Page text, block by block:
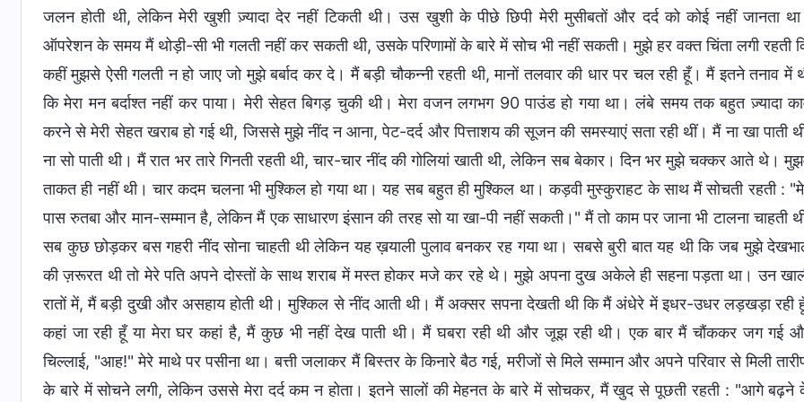
जलन होती थी, लेकिन मेरी खुशी ज़्यादा देर नहीं टिकती थी। उस खुशी के पीछे छिपी मेरी मुसीबतों और दर्द को कोई नहीं जानता
ऑपरेशन के समय मैं थोड़ी-सी भी गलती नहीं कर सकती थी, उसके परिणामों के बारे में सोच भी नहीं सकती। मुझे हर वक्त चिंता लगी रहती
कहीं मुझसे ऐसी गलती न हो जाए जो मुझे बर्बाद कर दे। मैं बड़ी चौकन्नी रहती थी, मानों तलवार की धार पर चल रही हूँ। मैं इतने तनाव में
कि मेरा मन बर्दाश्त नहीं कर पाया। मेरी सेहत बिगड़ चुकी थी। मेरा वजन लगभग 90 पाउंड हो गया था। लंबे समय तक बहुत ज़्यादा
करने से मेरी सेहत खराब हो गई थी, जिससे मुझे नींद न आना, पेट-दर्द और पित्ताशय की सूजन की समस्याएं सता रही थीं। मैं ना खा पाती
ना सो पाती थी। मैं रात भर तारे गिनती रहती थी, चार-चार नींद की गोलियां खाती थी, लेकिन सब बेकार। दिन भर मुझे चक्कर आते थे।
ताकत ही नहीं थी। चार कदम चलना भी मुश्किल हो गया था। यह सब बहुत ही मुश्किल था। कड़वी मुस्कुराहट के साथ मैं सोचती रहती :
पास रुतबा और मान-सम्मान है, लेकिन मैं एक साधारण इंसान की तरह सो या खा-पी नहीं सकती।" मैं तो काम पर जाना भी टालना चाहती
सब कुछ छोड़कर बस गहरी नींद सोना चाहती थी लेकिन यह ख़याली पुलाव बनकर रह गया था। सबसे बुरी बात यह थी कि जब मुझे
की ज़रूरत थी तो मेरे पति अपने दोस्तों के साथ शराब में मस्त होकर मजे कर रहे थे। मुझे अपना दुख अकेले ही सहना पड़ता था। उन
रातों में, मैं बड़ी दुखी और असहाय होती थी। मुश्किल से नींद आती थी। मैं अक्सर सपना देखती थी कि मैं अंधेरे में इधर-उधर लड़खड़ा रही
कहां जा रही हूँ या मेरा घर कहां है, मैं कुछ भी नहीं देख पाती थी। मैं घबरा रही थी और जूझ रही थी। एक बार मैं चौंककर जग गई
चिल्लाई, "आह!" मेरे माथे पर पसीना था। बत्ती जलाकर मैं बिस्तर के किनारे बैठ गई, मरीजों से मिले सम्मान और अपने परिवार से मिली
के बारे में सोचने लगी, लेकिन उससे मेरा दर्द कम न होता। इतने सालों की मेहनत के बारे में सोचकर, मैं खुद से पूछती रहती : "आगे बढ़ने